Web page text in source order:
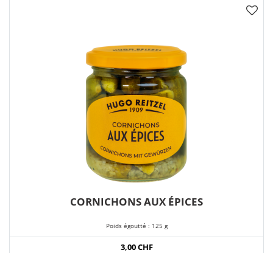
CORNICHONS AUX ÉPICES
Poids égoutté : 125 g
3,00 CHF